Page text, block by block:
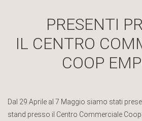
PRESENTI
IL CENTRO
COOP
Dal 29 Aprile al 7 Maggio siamo stati
stand presso il Centro Commerciale Coop